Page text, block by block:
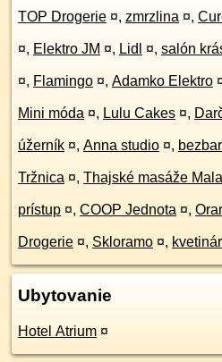
TOP Drogerie ¤, zmrzlina ¤,
¤, Elektro JM ¤, Lidl ¤, salón
¤, Flamingo ¤, Adamko Elektro
Mini móda ¤, Lulu Cakes ¤,
úžerník ¤, Anna studio ¤,
Tržnica ¤, Thajské masáže
prístup ¤, COOP Jednota ¤,
Drogerie ¤, Skloramo ¤,
Ubytovanie
Hotel Atrium ¤